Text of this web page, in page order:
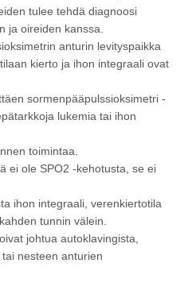
tulee tehdä diagnoosi
ja oireiden kanssa.
anturin levityspaikka
kierto ja ihon integraali ovat
sormenpääpulssioksimetri -
lukemia tai ihon
toimintaa.
ei ole SPO2 -kehotusta, se ei
ihon integraali, verenkiertotila
tunnin välein.
johtua autoklavingista,
nesteen anturien